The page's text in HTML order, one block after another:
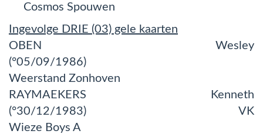
Cosmos Spouwen
Ingevolge DRIE (03) gele kaarten
OBEN Wesley
(°05/09/1986)
Weerstand Zonhoven
RAYMAEKERS Kenneth
(°30/12/1983) VK
Wieze Boys A